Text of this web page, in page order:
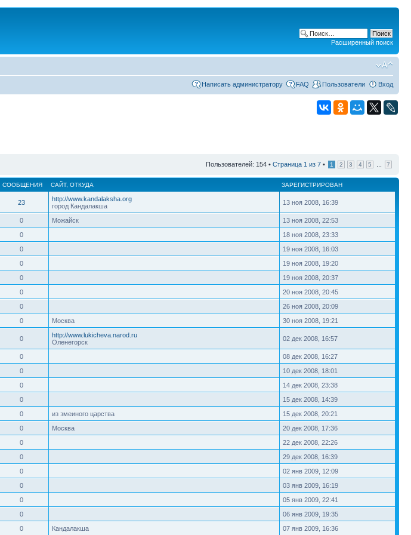
Расширенный поиск
Написать администратору FAQ Пользователи Вход
Пользователей: 154 • Страница 1 из 7 • 1 2 3 4 5 7
СООБЩЕНИЯ САЙТ, ОТКУДА ЗАРЕГИСТРИРОВАН
23
http://www.kandalaksha.org
город Кандалакша
13 ноя 2008, 16:39
0 Можайск
13 ноя 2008, 22:53
0
18 ноя 2008, 23:33
0
19 ноя 2008, 16:03
0
19 ноя 2008, 19:20
0
19 ноя 2008, 20:37
0
20 ноя 2008, 20:45
0
26 ноя 2008, 20:09
0 Москва 30 ноя 2008, 19:21
0
http://www.lukicheva.narod.ru
Оленегорск
02 дек 2008, 16:57
0
08 дек 2008, 16:27
0
10 дек 2008, 18:01
0
14 дек 2008, 23:38
0
15 дек 2008, 14:39
0 из змеиного царства
15 дек 2008, 20:21
0 Москва
20 дек 2008, 17:36
0
22 дек 2008, 22:26
0
29 дек 2008, 16:39
0
02 янв 2009, 12:09
0
03 янв 2009, 16:19
0
05 янв 2009, 22:41
0
06 янв 2009, 19:35
0 Кандалакша 07 янв 2009, 16:36